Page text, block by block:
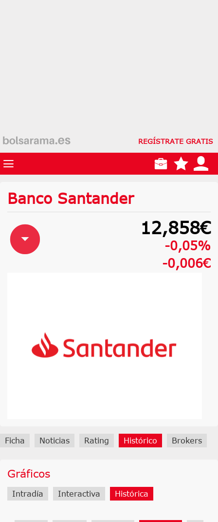
REGÍSTRATE GRATIS
Banco Santander
12,858€
-0,05%
-0,006€
Ficha Noticias Rating Histórico Brokers
Gráficos
Intradía Interactiva Histórica